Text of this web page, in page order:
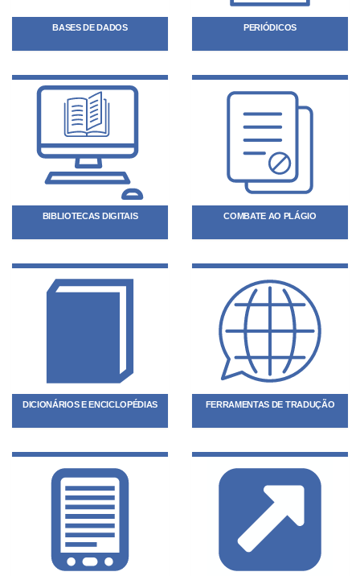
BASES DE DADOS PERIÓDICOS
BIBLIOTECAS DIGITAIS COMBATE AO PLÁGIO
DICIONÁRIOS E ENCICLOPÉDIAS FERRAMENTAS DE TRADUÇÃO